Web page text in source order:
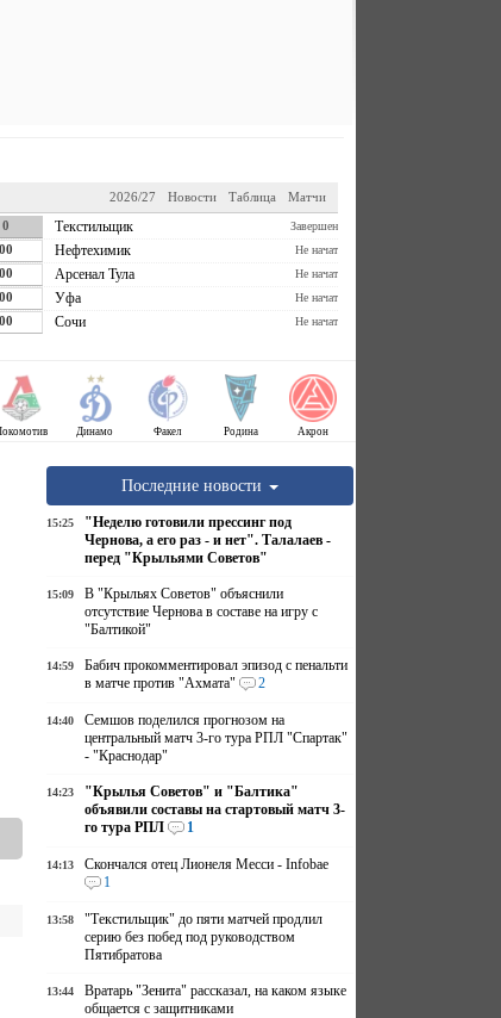
Матчи
Таблица
Новости
2026/27
Текстильщик Завершен
Нефтехимик Не начат
Арсенал Тула Не начат
Уфа Не начат
Сочи Не начат
Динамо Факел Родина Акрон
Последние новости
15:25
"Неделю готовили прессинг под
Чернова, а его раз - и нет". Талалаев -
перед "Крыльями Советов"
15:09
В "Крыльях Советов" объяснили
отсутствие Чернова в составе на игру с
"Балтикой"
14:59
Бабич прокомментировал эпизод с пенальти
в матче против "Ахмата"
2
14:40
Семшов поделился прогнозом на
центральный матч 3-го тура РПЛ "Спартак"
- "Краснодар"
14:23
"Крылья Советов" и "Балтика"
объявили составы на стартовый матч 3-
го тура РПЛ
1
14:13
Скончался отец Лионеля Месси - Infobae
1
13:58
"Текстильщик" до пяти матчей продлил
серию без побед под руководством
Пятибратова
13:44
Вратарь "Зенита" рассказал, на каком языке
общается с защитниками